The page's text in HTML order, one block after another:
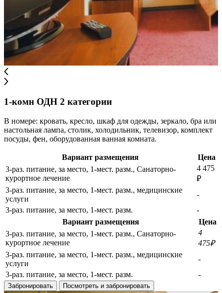
1-комн ОДН 2 категории
В номере: кровать, кресло, шкаф для одежды, зеркало, бра или
настольная лампа, столик, холодильник, телевизор, комплект
посуды, фен, оборудованная ванная комната.
Вариант размещения
Цена
3-раз. питание, за место, 1-мест. разм., Санаторно-
курортное лечение
4 475
₽
3-раз. питание, за место, 1-мест. разм., медицинские
услуги
-
3-раз. питание, за место, 1-мест. разм.
-
Вариант размещения
Цена
3-раз. питание, за место, 1-мест. разм., Санаторно-
курортное лечение
4
475₽
3-раз. питание, за место, 1-мест. разм., медицинские
услуги
-
3-раз. питание, за место, 1-мест. разм.
-
Забронировать Посмотреть и забронировать